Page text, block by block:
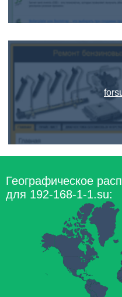
Географическое
для 192-168-1-1.su: